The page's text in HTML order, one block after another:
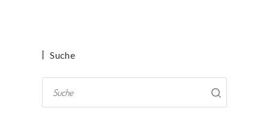
Suche